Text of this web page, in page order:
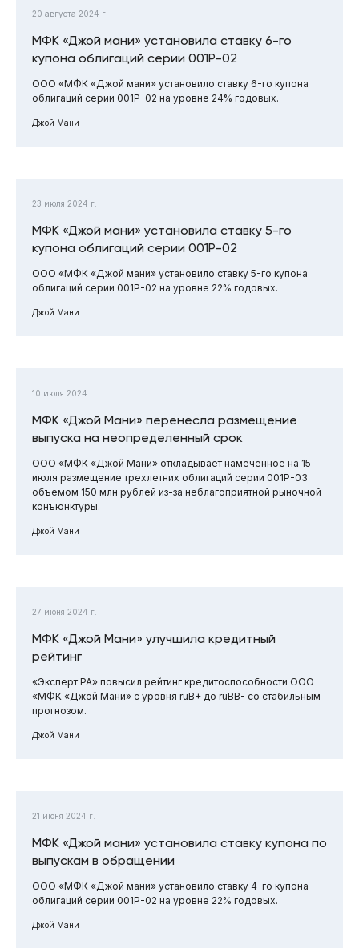
20 августа 2024 г.
МФК «Джой мани» установила ставку 6-го
купона облигаций серии 001Р-02
ООО «МФК «Джой мани» установило ставку 6-го купона
облигаций серии 001Р-02 на уровне 24% годовых.
Джой Мани
23 июля 2024 г.
МФК «Джой мани» установила ставку 5-го
купона облигаций серии 001Р-02
ООО «МФК «Джой мани» установило ставку 5-го купона
облигаций серии 001Р-02 на уровне 22% годовых.
Джой Мани
10 июля 2024 г.
МФК «Джой Мани» перенесла размещение
выпуска на неопределенный срок
ООО «МФК «Джой Мани» откладывает намеченное на 15
июля размещение трехлетних облигаций серии 001Р-03
объемом 150 млн рублей из-за неблагоприятной рыночной
конъюнктуры.
Джой Мани
27 июня 2024 г.
МФК «Джой Мани» улучшила кредитный
рейтинг
«Эксперт РА» повысил рейтинг кредитоспособности ООО
«МФК «Джой Мани» с уровня ruB+ до ruBB- со стабильным
прогнозом.
Джой Мани
21 июня 2024 г.
МФК «Джой мани» установила ставку купона по
выпускам в обращении
ООО «МФК «Джой мани» установило ставку 4-го купона
облигаций серии 001Р-02 на уровне 22% годовых.
Джой Мани